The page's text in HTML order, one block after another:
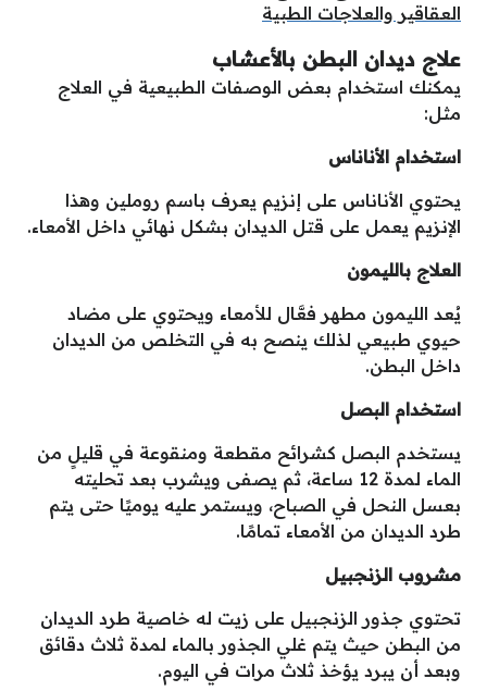
العقاقير والعلاجات الطبية
علاج ديدان البطن بالأعشاب
يمكنك استخدام بعض الوصفات الطبيعية في العلاج
مثل:
استخدام الأناناس
يحتوي الأناناس على إنزيم يعرف باسم روملين وهذا
الإنزيم يعمل على قتل الديدان بشكل نهائي داخل الأمعاء.
العلاج بالليمون
يُعد الليمون مطهر فعَّال للأمعاء ويحتوي على مضاد
حيوي طبيعي لذلك ينصح به في التخلص من الديدان
داخل البطن.
استخدام البصل
يستخدم البصل كشرائح مقطعة ومنقوعة في قليلٍ من
الماء لمدة 12 ساعة، ثم يصفى ويشرب بعد تحليته
بعسل النحل في الصباح، ويستمر عليه يوميًا حتى يتم
طرد الديدان من الأمعاء تمامًا.
مشروب الزنجبيل
تحتوي جذور الزنجبيل على زيت له خاصية طرد الديدان
من البطن حيث يتم غلي الجذور بالماء لمدة ثلاث دقائق
وبعد أن يبرد يؤخذ ثلاث مرات في اليوم.